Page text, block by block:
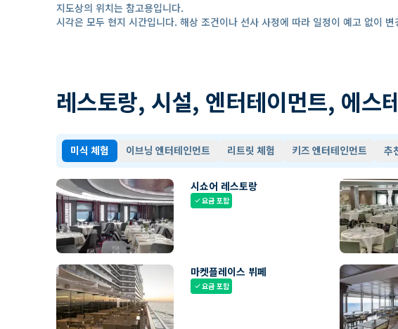
지도상의 위치는 참고용입니다.
시각은 모두 현지 시간입니다. 해상 조건이나 선사 사정에 따라 일정이 예고 없이 변
레스토랑, 시설, 엔터테이먼트, 에스
미식 체험 이브닝 엔터테인먼트 리트릿 체험 키즈 엔터테인먼트 추
시쇼어 레스토랑
check요금 포함
마켓플레이스 뷔페
check요금 포함